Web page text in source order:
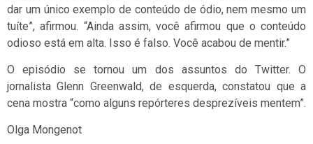
dar um único exemplo de conteúdo de ódio, nem mesmo um
tuíte”, afirmou. “Ainda assim, você afirmou que o conteúdo
odioso está em alta. Isso é falso. Você acabou de mentir.”
O episódio se tornou um dos assuntos do Twitter. O
jornalista Glenn Greenwald, de esquerda, constatou que a
cena mostra “como alguns repórteres desprezíveis mentem”.
Olga Mongenot